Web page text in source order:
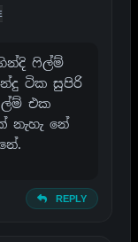
ෆිල්ම්
ටික සුපිරි
එක
නේ
REPLY